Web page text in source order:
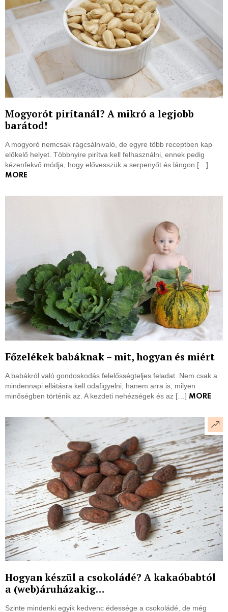
Mogyorót pirítanál? A mikró a legjobb
barátod!
A mogyoró nemcsak rágcsálnivaló, de egyre több receptben kap
előkelő helyet. Többnyire pirítva kell felhasználni, ennek pedig
kézenfekvő módja, hogy elővesszük a serpenyőt és lángon […]
MORE
Főzelékek babáknak – mit, hogyan és miért
A babákról való gondoskodás felelősségteljes feladat. Nem csak a
mindennapi ellátásra kell odafigyelni, hanem arra is, milyen
minőségben történik az. A kezdeti nehézségek és az […] MORE
Hogyan készül a csokoládé? A kakaóbabtól
a (web)áruházakig…
Szinte mindenki egyik kedvenc édessége a csokoládé, de még